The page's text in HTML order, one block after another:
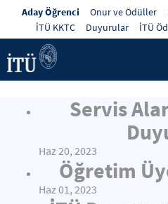
Aday Öğrenci Onur ve Ödüller
İTÜ KKTC
Duyurular İTÜ
Servis
Haz 20, 2023
Öğretim
Haz 01, 2023